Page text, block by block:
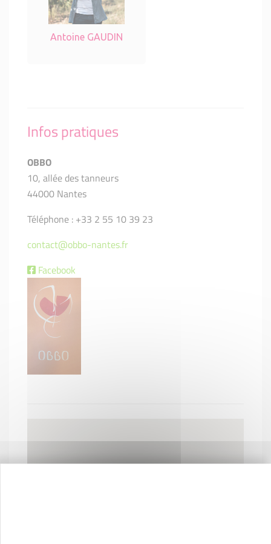
Antoine GAUDIN
Infos pratiques
OBBO
10, allée des tanneurs
44000 Nantes
Téléphone : +33 2 55 10 39 23
contact@obbo-nantes.fr
Facebook